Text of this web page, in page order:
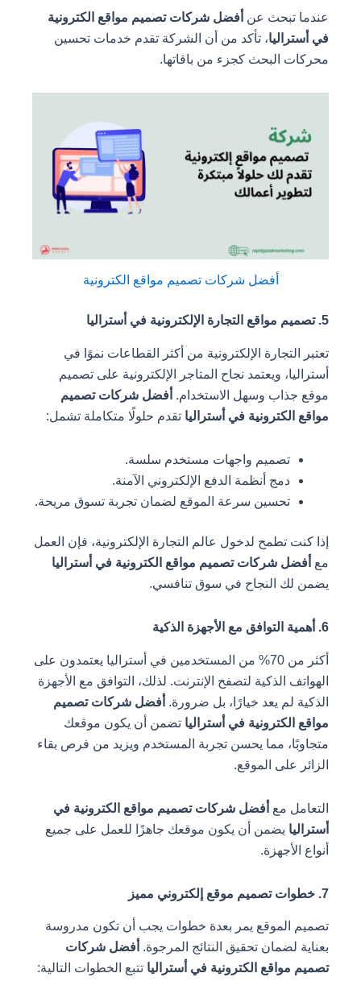
تبحث عنأفضل شركات تصميم مواقع الكترونية
، تأكد من أن الشركة تقدم خدمات تحسين
البحث كجزء من باقاتها.
أفضل شركات تصميم مواقع الكترونية
الإلكترونية من أكثر القطاعات نموًا في
ويعتمد نجاح المتاجر الإلكترونية على تصميم
وسهل الاستخدام.أفضل شركات تصميم
في أسترالياتقدم حلولًا متكاملة تشمل:
تصميم واجهات مستخدم سلسة.
دمج أنظمة الدفع الإلكتروني الآمنة.
تحسين سرعة الموقع لضمان تجربة تسوق مريحة.
تطمح لدخول عالم التجارة الإلكترونية، فإن العمل
شركات تصميم مواقع الكترونية في أستراليا
النجاح في سوق تنافسي.
أكثر من 70% من المستخدمين في أستراليا يعتمدون على
الذكية لتصفح الإنترنت. لذلك، التوافق مع الأجهزة
يعد خيارًا، بل ضرورة. أفضل شركات تصميم
في أسترالياتضمن أن يكون موقعك
مما يحسن تجربة المستخدم ويزيد من فرص بقاء
الموقع.
أفضل شركات تصميم مواقع الكترونية في
يضمن أن يكون موقعك جاهزًا للعمل على جميع
يمر بعدة خطوات يجب أن تكون مدروسة
تحقيق النتائج المرجوة.أفضل شركات
الكترونية في أسترالياتتبع الخطوات التالية: